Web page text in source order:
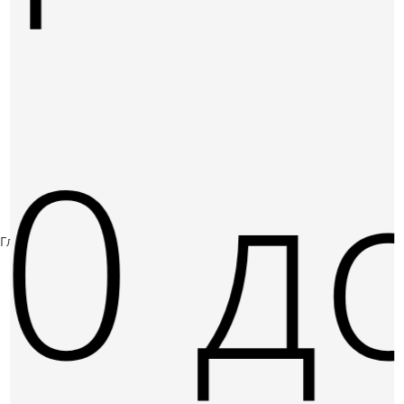
Главная 3D-принтеры 3D принтер Xtreme 8K